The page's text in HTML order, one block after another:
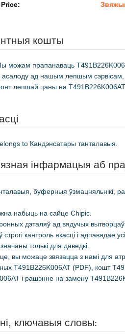
кошты
можам прапанаваць
ад нашым лепшым сэрвісам,
лепшай цаны на
to Кандэнсатары танталавыя.
інфармацыя аб
буферныя ўзмацняльнікі,
набыць на сайце Chipic.
дэталяў ад вядучых вытворцаў
кантроль якасці і адпавядае
толькі для даведкі.
вы можаце звязацца з намі для
T491B226K006AT (PDF), кошт
і рашэнне на замену
ключавыя словы: